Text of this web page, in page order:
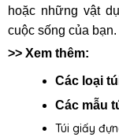
hoặc những vật
cuộc sống của bạn.
>> Xem thêm:
Các loại
Các mẫu
Túi giấy